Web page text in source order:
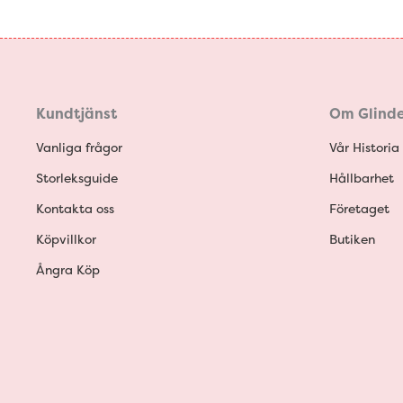
Kundtjänst
Vanliga frågor
Storleksguide
Kontakta oss
Köpvillkor
Ångra Köp
Om
Vår Historia
Hållbarhet
Företaget
Butiken